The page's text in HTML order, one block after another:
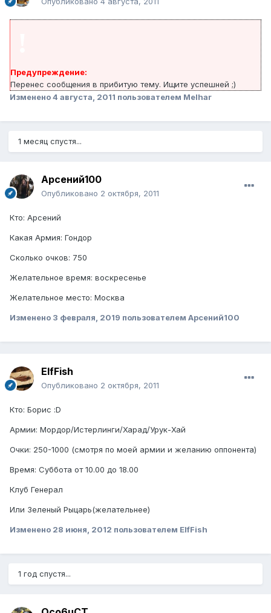
Предупреждение:
Перенес сообщения в прибитую тему. Ищите успешней ;)
Изменено4 августа, 2011 пользователем Melhar
1 месяц спустя...
Арсений100
Опубликовано 2 октября, 2011
Кто: Арсений
Какая Армия: Гондор
Сколько очков: 750
Желательное время: воскресенье
Желательное место: Москва
Изменено 3 февраля, 2019 пользователем Арсений100
ElfFish
Опубликовано 2 октября, 2011
Кто: Борис :D
Армии: Мордор/Истерлинги/Харад/Урук-Хай
Очки: 250-1000 (смотря по моей армии и желанию оппонента)
Время: Суббота от 10.00 до 18.00
Клуб Генерал
Или Зеленый Рыцарь(желательнее)
Изменено 28 июня, 2012 пользователем ElfFish
1 год спустя...